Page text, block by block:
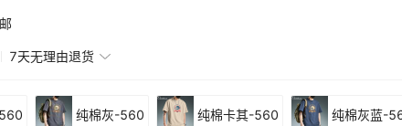
7天无理由退货
纯棉灰-560 纯棉卡其-560 纯棉灰蓝-